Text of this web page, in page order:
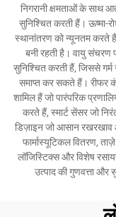
निगरानी क्षमताओं के साथ
सुनिश्चित करती हैं। ऊष्मा-
स्थानांतरण को न्यूनतम करते
बनी रहती है। वायु संचरण
सुनिश्चित करती हैं, जिससे गर्म
समाप्त कर सकते हैं। रीफर
शामिल हैं जो पारंपरिक
करते हैं, स्मार्ट सेंसर जो
डिज़ाइन जो आसान रखरखाव
फार्मास्यूटिकल वितरण,
लॉजिस्टिक्स और विशेष
उत्पाद की गुणवत्ता और